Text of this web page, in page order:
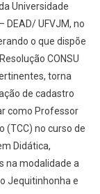
Universidade
DEAD/ UFVJM, no
o que dispõe
CONSU
torna
de cadastro
como Professor
(TCC) no curso de
Didática,
na modalidade a
Jequitinhonha e